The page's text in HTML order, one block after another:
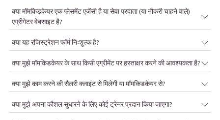
क्या मॉमकिडकेयर एक प्लेसमेंट एजेंसी है या सेवा प्रदाता (या नौकरी चाहने वाले)
एग्रीगेटर वेबसाइट है?
क्या यह रजिस्ट्रेशन फॉर्म निःशुल्क है?
क्या मुझे मॉमकिडकेयर के साथ किसी एग्रीमेंट पर हस्ताक्षर करने की आवश्यकता है?
क्या मुझे काम करने की सैलरी क्लाइंट से मिलेगी या मॉमकिडकेयर से?
क्या मुझे अपना कौशल सुधारने के लिए कोई ट्रेनर प्रदान किया जाएगा?